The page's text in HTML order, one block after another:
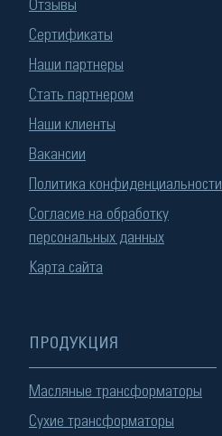
Отзывы
Сертификаты
Наши партнеры
Стать партнером
Наши клиенты
Вакансии
Политика конфиденциальности
Согласие на обработку
персональных данных
Карта сайта
ПРОДУКЦИЯ
Масляные трансформаторы
Сухие трансформаторы